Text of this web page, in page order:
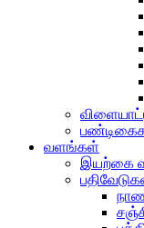
வளங்கள்
இயற்கை